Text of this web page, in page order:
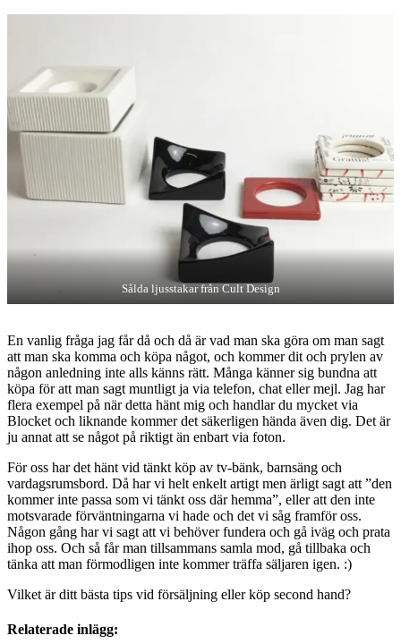
Sålda ljusstakar från Cult Design
En vanlig fråga jag får då och då är vad man ska göra om man sagt
att man ska komma och köpa något, och kommer dit och prylen av
någon anledning inte alls känns rätt. Många känner sig bundna att
köpa för att man sagt muntligt ja via telefon, chat eller mejl. Jag har
flera exempel på när detta hänt mig och handlar du mycket via
Blocket och liknande kommer det säkerligen hända även dig. Det är
ju annat att se något på riktigt än enbart via foton.
För oss har det hänt vid tänkt köp av tv-bänk, barnsäng och
vardagsrumsbord. Då har vi helt enkelt artigt men ärligt sagt att ”den
kommer inte passa som vi tänkt oss där hemma”, eller att den inte
motsvarade förväntningarna vi hade och det vi såg framför oss.
Någon gång har vi sagt att vi behöver fundera och gå iväg och prata
ihop oss. Och så får man tillsammans samla mod, gå tillbaka och
tänka att man förmodligen inte kommer träffa säljaren igen. :)
Vilket är ditt bästa tips vid försäljning eller köp second hand?
Relaterade inlägg: